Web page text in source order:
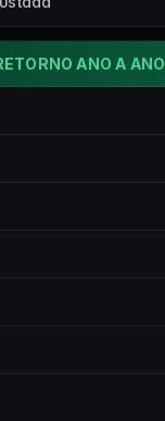
ANO A ANO